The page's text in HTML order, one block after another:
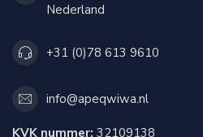
Nederland
+31 (0)78 613 9610
info@apeqwiwa.nl
KVK nummer: 32109138